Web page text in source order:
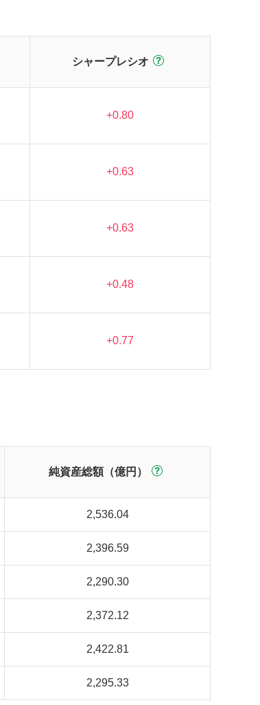
シャープレシオ
+0.80
+0.63
+0.63
+0.48
+0.77
純資産総額（億円）
2,536.04
2,396.59
2,290.30
2,372.12
2,422.81
2,295.33